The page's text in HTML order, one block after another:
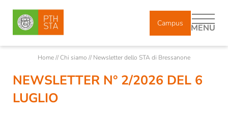
Campus MENU
Home//Chi siamo //Newsletter dello STA di Bressanone
NEWSLETTER N° 2/2026 DEL 6
LUGLIO